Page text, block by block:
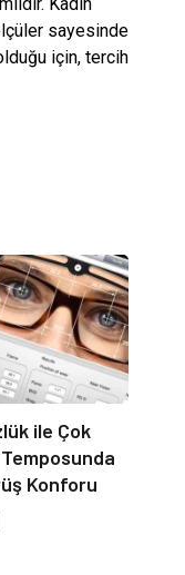
sayesinde
için, tercih
ile Çok
Temposunda
Konforu